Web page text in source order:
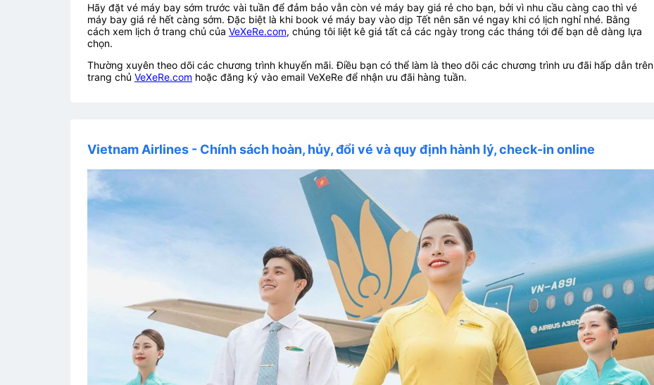
Hãy đặt vé máy bay sớm trước vài tuần để đảm bảo vẫn còn vé máy bay giá rẻ cho bạn, bởi vì nhu cầu càng cao thì vé
máy bay giá rẻ hết càng sớm. Đặc biệt là khi book vé máy bay vào dịp Tết nên săn vé ngay khi có lịch nghỉ nhé. Bằng
cách xem lịch ở trang chủ của VeXeRe.com, chúng tôi liệt kê giá tất cả các ngày trong các tháng tới để bạn dễ dàng lựa
chọn.
Thường xuyên theo dõi các chương trình khuyến mãi. Điều bạn có thể làm là theo dõi các chương trình ưu đãi hấp dẫn trên
trang chủ VeXeRe.com hoặc đăng ký vào email VeXeRe để nhận ưu đãi hàng tuần.
Vietnam Airlines - Chính sách hoàn, hủy, đổi vé và quy định hành lý, check-in online